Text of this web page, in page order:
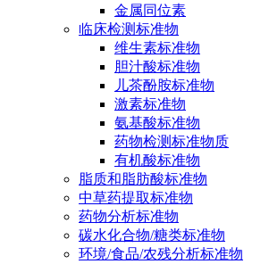
金属同位素
临床检测标准物
维生素标准物
胆汁酸标准物
儿茶酚胺标准物
激素标准物
氨基酸标准物
药物检测标准物质
有机酸标准物
脂质和脂肪酸标准物
中草药提取标准物
药物分析标准物
碳水化合物/糖类标准物
环境/食品/农残分析标准物